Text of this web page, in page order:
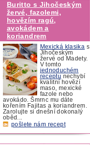
Buritto s Jihočeským
žervé, fazolemi,
hovězím ragú,
avokádem a
koriandrem
Mexická klasika s
Jihočeským
žervé od Madety.
V tomto
jednoduchém
receptu nechybí
kvalitní hovězí
maso, mexické
fazole nebo
avokádo. Šmrnc mu dáte
kořením Fajitas a koriandrem.
Zarolujte si dnešní dokonalý
oběd...
pošlete nám recept